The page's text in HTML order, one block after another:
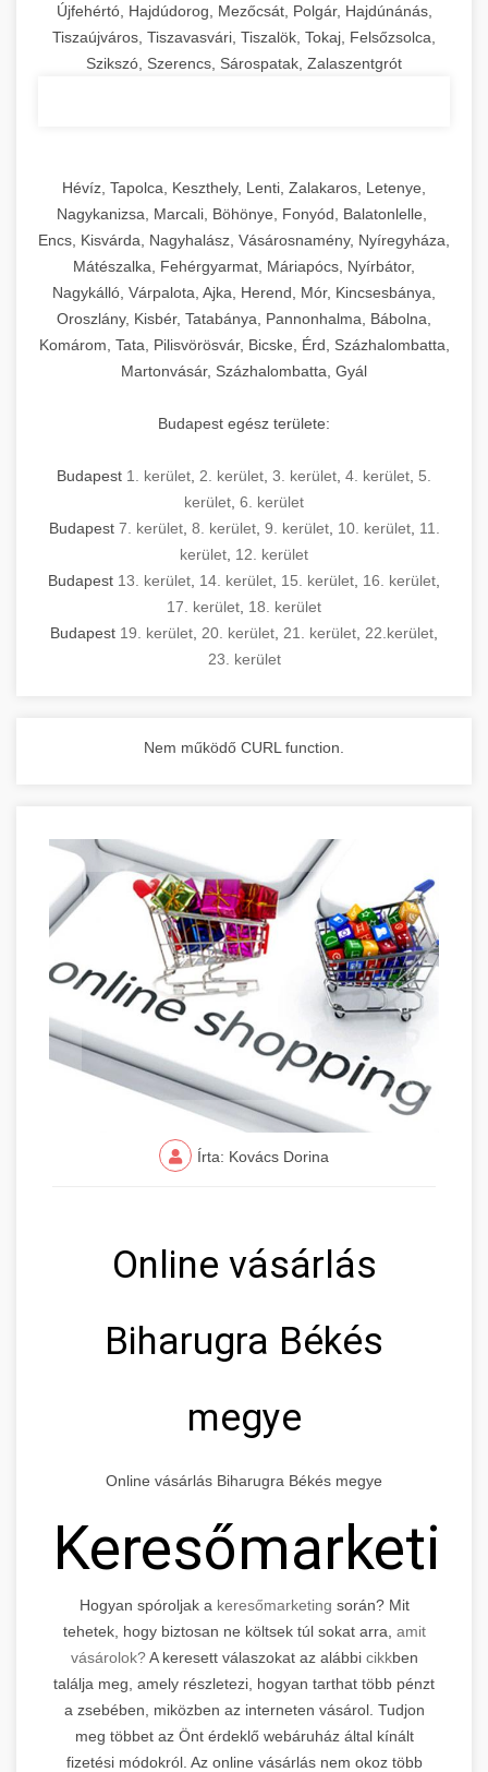
Újfehértó, Hajdúdorog, Mezőcsát, Polgár, Hajdúnánás,
Tiszaújváros, Tiszavasvári, Tiszalök, Tokaj, Felsőzsolca,
Szikszó, Szerencs, Sárospatak, Zalaszentgrót
Hévíz, Tapolca, Keszthely, Lenti, Zalakaros, Letenye,
Nagykanizsa, Marcali, Böhönye, Fonyód, Balatonlelle,
Encs, Kisvárda, Nagyhalász, Vásárosnamény, Nyíregyháza,
Mátészalka, Fehérgyarmat, Máriapócs, Nyírbátor,
Nagykálló, Várpalota, Ajka, Herend, Mór, Kincsesbánya,
Oroszlány, Kisbér, Tatabánya, Pannonhalma, Bábolna,
Komárom, Tata, Pilisvörösvár, Bicske, Érd, Százhalombatta,
Martonvásár, Százhalombatta, Gyál
Budapest egész területe:
Budapest 1. kerület 2. kerület 3. kerület 4. kerület 5.
kerület 6. kerület
Budapest 7. kerület, 8. kerület, 9. kerület, 10. kerület, 11.
kerület 12. kerület
Budapest 13. kerület 14. kerület 15. kerület 16. kerület
17. kerület 18. kerület
Budapest 19. kerület 20. kerület 21. kerület 22.kerület
23. kerület
Nem működő CURL function.
Írta: Kovács Dorina
Online vásárlás
Biharugra Békés
megye
Online vásárlás Biharugra Békés megye
Hogyan spóroljak a keresőmarketing során? Mit
tehetek, hogy biztosan ne költsek túl sokat arra, amit
vásárolok?A keresett válaszokat az alábbi cikkben
találja meg, amely részletezi, hogyan tarthat több pénzt
a zsebében, miközben az interneten vásárol. Tudjon
meg többet az Önt érdeklő webáruház által kínált
fizetési módokról. Az online vásárlás nem okoz több